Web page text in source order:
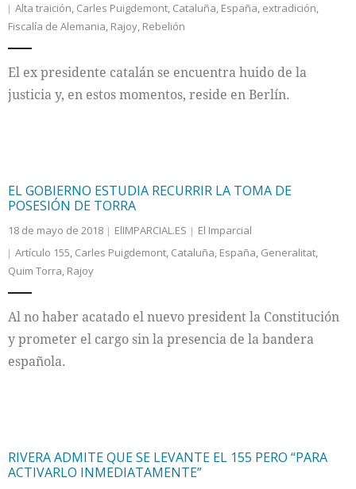
Alta traición, Carles Puigdemont, Cataluña, España, extradición,
Fiscalía de Alemania, Rajoy, Rebelión
El ex presidente catalán se encuentra huido de la
justicia y, en estos momentos, reside en Berlín.
EL GOBIERNO ESTUDIA RECURRIR LA TOMA DE
POSESIÓN DE TORRA
18 de mayo de 2018 ElIMPARCIAL.ES
El Imparcial
Artículo 155, Carles Puigdemont, Cataluña, España, Generalitat,
Quim Torra, Rajoy
Al no haber acatado el nuevo president la Constitución
y prometer el cargo sin la presencia de la bandera
española.
RIVERA ADMITE QUE SE LEVANTE EL 155 PERO “PARA
ACTIVARLO INMEDIATAMENTE”